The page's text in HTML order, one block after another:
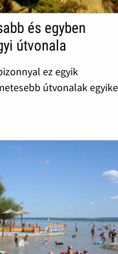
és egyben
útvonala
ez egyik
útvonalak